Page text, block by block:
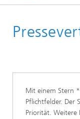
Mit einem Stern
Pflichtfelder. Der
Priorität. Weitere